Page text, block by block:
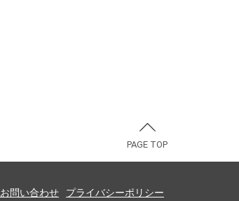
PAGE TOP
お問い合わせ プライバシーポリシー